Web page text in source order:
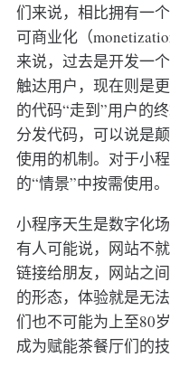
们来说，相比拥有一
可商业化（
来说，过去是开发一
触达用户，现在则是
的代码“走到”用户的
分发代码，可以说是
使用的机制。对于小
的“情景”中按需使用。
小程序天生是数字化
有人可能说，网站不
链接给朋友，网站之
的形态，体验就是无
们也不可能为上至80
成为赋能茶餐厅们的技